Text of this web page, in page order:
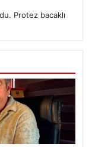
Protez bacaklı